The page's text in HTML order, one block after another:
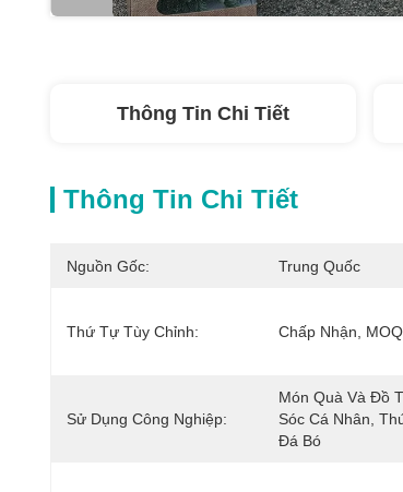
Thông Tin Chi Tiết
Thông Tin Chi Tiết
Nguồn Gốc: Trung Quốc
Thứ Tự Tùy Chỉnh: Chấp Nhận,
Sử Dụng Công Nghiệp:
Món Quà Và Đồ
Sóc Cá Nhân,
Đá Bó